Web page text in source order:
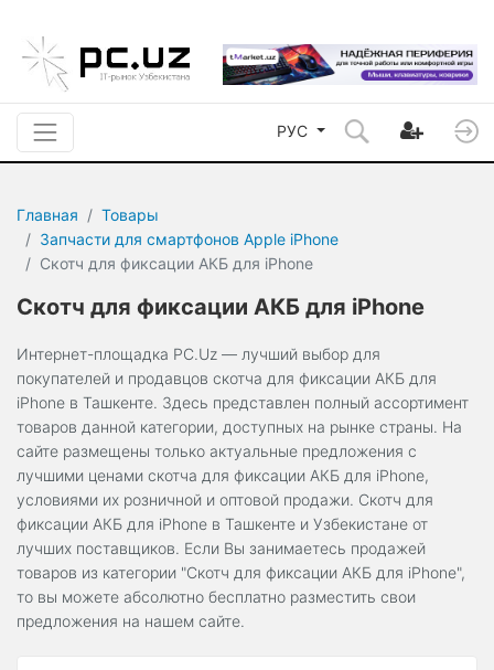
РУС
Главная
Товары
Запчасти для смартфонов Apple iPhone
Скотч для фиксации АКБ для iPhone
Скотч для фиксации АКБ для iPhone
Интернет-площадка PC.Uz — лучший выбор для
покупателей и продавцов скотча для фиксации АКБ для
iPhone в Ташкенте. Здесь представлен полный ассортимент
товаров данной категории, доступных на рынке страны. На
сайте размещены только актуальные предложения с
лучшими ценами скотча для фиксации АКБ для iPhone,
условиями их розничной и оптовой продажи. Скотч для
фиксации АКБ для iPhone в Ташкенте и Узбекистане от
лучших поставщиков. Если Вы занимаетесь продажей
товаров из категории "Скотч для фиксации АКБ для iPhone",
то вы можете абсолютно бесплатно разместить свои
предложения на нашем сайте.